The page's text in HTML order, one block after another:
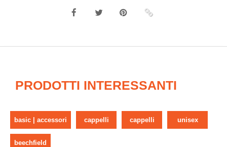
PRODOTTI INTERESSANTI
basic | accessori cappelli cappelli unisex
beechfield